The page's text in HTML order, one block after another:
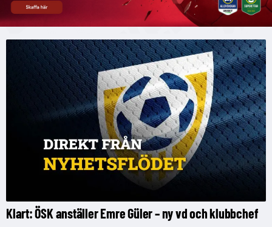
Klart: ÖSK anställer Emre Güler – ny vd och klubbchef